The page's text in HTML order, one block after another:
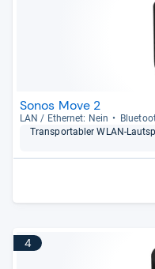
Sonos Move 2
LAN / Ether­net: Nein
Trans­por­ta­bler WLAN-​
4